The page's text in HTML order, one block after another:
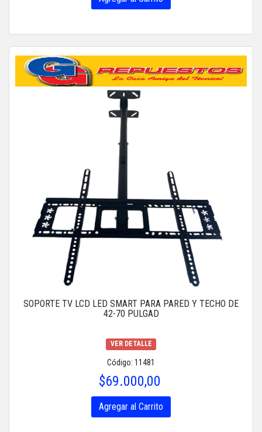
SOPORTE TV LCD LED SMART PARA PARED Y TECHO DE
42-70 PULGAD
VER DETALLE
Código: 11481
$69.000,00
Agregar al Carrito